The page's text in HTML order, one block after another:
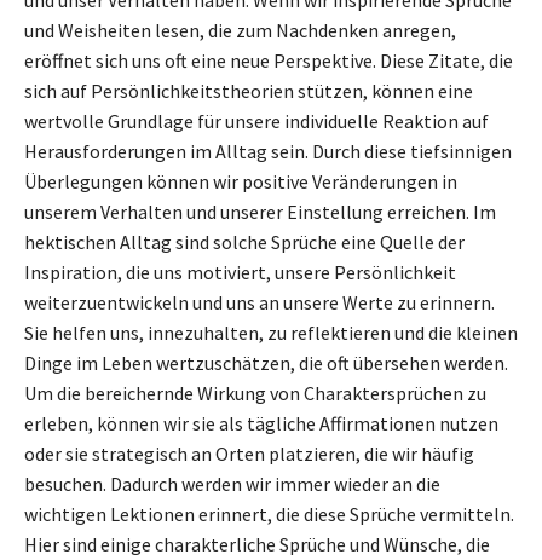
und Weisheiten lesen, die zum Nachdenken anregen,
eröffnet sich uns oft eine neue Perspektive. Diese Zitate, die
sich auf Persönlichkeitstheorien stützen, können eine
wertvolle Grundlage für unsere individuelle Reaktion auf
Herausforderungen im Alltag sein. Durch diese tiefsinnigen
Überlegungen können wir positive Veränderungen in
unserem Verhalten und unserer Einstellung erreichen. Im
hektischen Alltag sind solche Sprüche eine Quelle der
Inspiration, die uns motiviert, unsere Persönlichkeit
weiterzuentwickeln und uns an unsere Werte zu erinnern.
Sie helfen uns, innezuhalten, zu reflektieren und die kleinen
Dinge im Leben wertzuschätzen, die oft übersehen werden.
Um die bereichernde Wirkung von Charaktersprüchen zu
erleben, können wir sie als tägliche Affirmationen nutzen
oder sie strategisch an Orten platzieren, die wir häufig
besuchen. Dadurch werden wir immer wieder an die
wichtigen Lektionen erinnert, die diese Sprüche vermitteln.
Hier sind einige charakterliche Sprüche und Wünsche, die